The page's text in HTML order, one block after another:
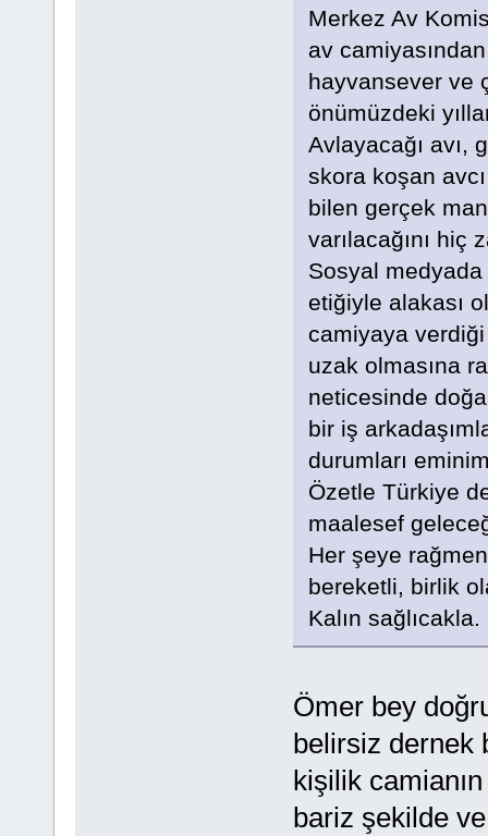
Merkez Av
av
hayvansever ve
önümüzdeki
Avlayacağı avı,
skora koşan
bilen gerçek
varılacağını hiç
Sosyal medyada
etiğiyle alakası
camiyaya
uzak olmasına
neticesinde
bir iş
durumları
Özetle Türkiye
maalesef
Her şeye
bereketli, birlik
Kalın sağlıcakla.
Ömer bey
belirsiz dernek
kişilik
bariz şekilde